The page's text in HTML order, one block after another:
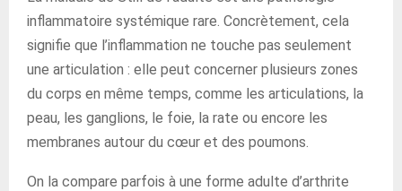
inflammatoire systémique rare. Concrètement, cela
signifie que l’inflammation ne touche pas seulement
une articulation : elle peut concerner plusieurs zones
du corps en même temps, comme les articulations, la
peau, les ganglions, le foie, la rate ou encore les
membranes autour du cœur et des poumons.
On la compare parfois à une forme adulte d’arthrite